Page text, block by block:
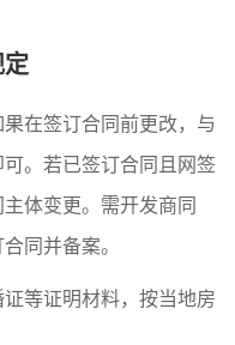
定
在签订合同前更改，与
。若已签订合同且网签
体变更。需开发商同
同并备案。
等证明材料，按当地房